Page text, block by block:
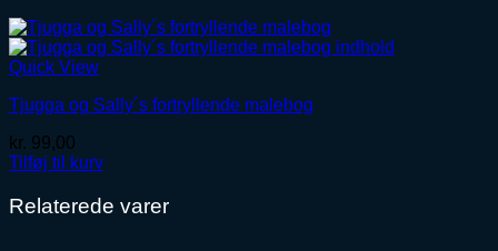
Quick View
Tjugga og Sally´s fortryllende malebog
kr. 99,00
Tilføj til kurv
Relaterede varer